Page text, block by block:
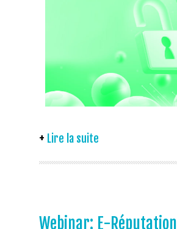
Lire la suite
Webinar: E-Réputation